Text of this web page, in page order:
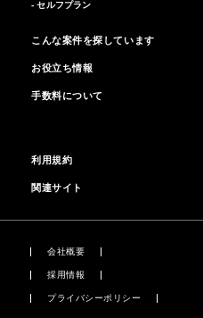
- セルフプラン
こんな案件を探しています
お役立ち情報
手数料について
利用規約
関連サイト
会社概要
採用情報
プライバシーポリシー